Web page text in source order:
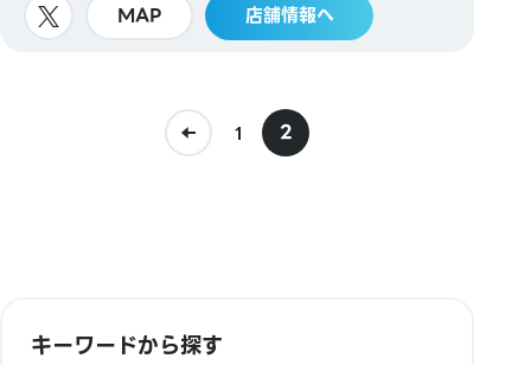
MAP 店舗情報へ
1 2
キーワードから探す